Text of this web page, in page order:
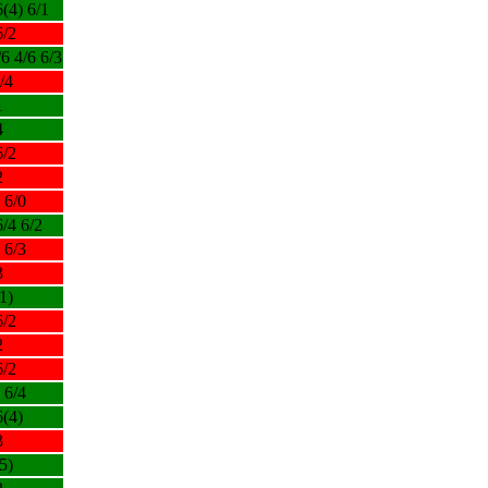
6/1
2
4/6 6/3
4
2
6/0
4 6/2
6/3
2
2
6/4